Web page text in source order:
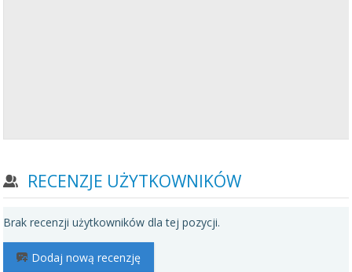
RECENZJE UŻYTKOWNIKÓW
Brak recenzji użytkowników dla tej pozycji.
Dodaj nową recenzję